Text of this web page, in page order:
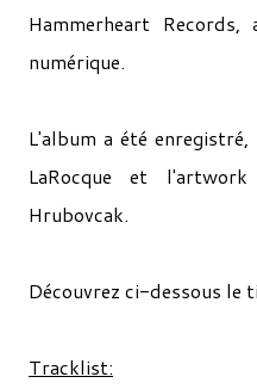
Hammerheart
numérique.
L'album a été
LaRocque et
Hrubovcak.
Découvrez ci-dessous le
Tracklist: